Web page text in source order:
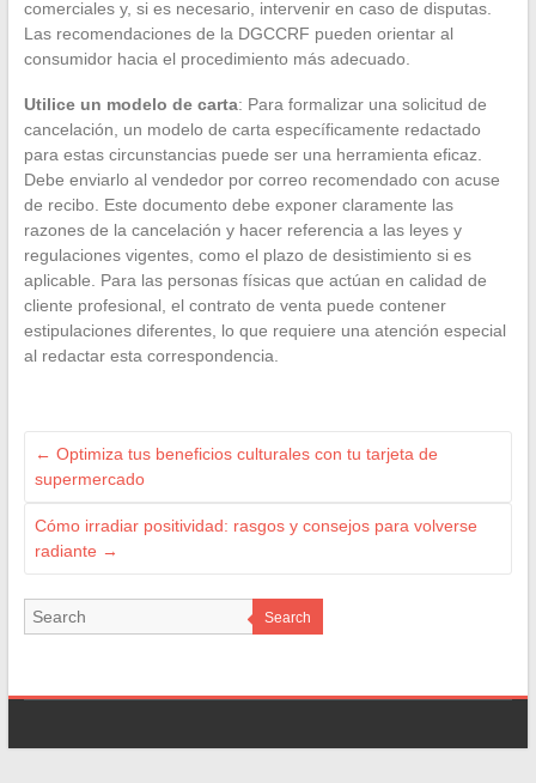
comerciales y, si es necesario, intervenir en caso de disputas.
Las recomendaciones de la DGCCRF pueden orientar al
consumidor hacia el procedimiento más adecuado.
Utilice un modelo de carta: Para formalizar una solicitud de
cancelación, un modelo de carta específicamente redactado
para estas circunstancias puede ser una herramienta eficaz.
Debe enviarlo al vendedor por correo recomendado con acuse
de recibo. Este documento debe exponer claramente las
razones de la cancelación y hacer referencia a las leyes y
regulaciones vigentes, como el plazo de desistimiento si es
aplicable. Para las personas físicas que actúan en calidad de
cliente profesional, el contrato de venta puede contener
estipulaciones diferentes, lo que requiere una atención especial
al redactar esta correspondencia.
← Optimiza tus beneficios culturales con tu tarjeta de
supermercado
Cómo irradiar positividad: rasgos y consejos para volverse
radiante →
Search